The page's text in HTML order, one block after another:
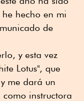
hecho en mi
de
y esta vez
Lotus", que
me dará un
instructora